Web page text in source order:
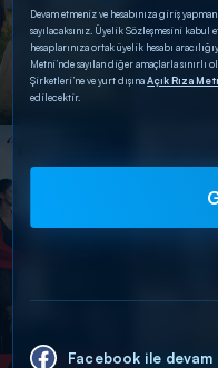
Devam etmeniz ve hesabınıza giriş
sayılacaksınız. Üyelik Sözleşmesini
hesaplarınıza ortak üyelik hesabı
Metni’nde sayılan diğer amaçlarla
Şirketleri’ne ve yurt dışınaAçık Rıza
edilecektir.
Facebook ile devam